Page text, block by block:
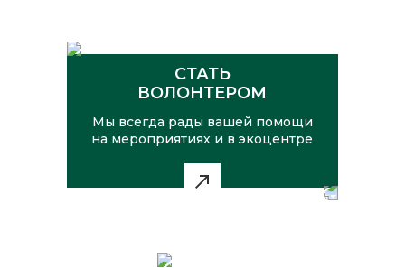
СТАТЬ
ВОЛОНТЕРОМ
Мы всегда рады вашей помощи
на мероприятиях и в экоцентре